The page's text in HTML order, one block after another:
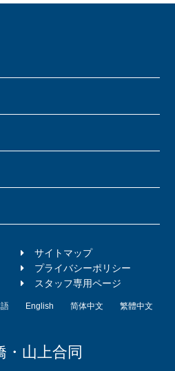
サイトマップ
プライバシーポリシー
スタッフ専用ページ
English 简体中文 繁體中文
・山上合同